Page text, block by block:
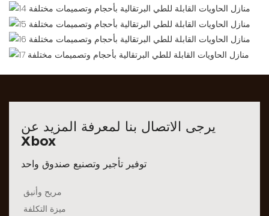
يرجى الاتصال بنا لمعرفة المزيد عن
Xbox
توفير تأجير وتصنيع صندوق واحد
مريح وأنيق
ميزة التكلفة